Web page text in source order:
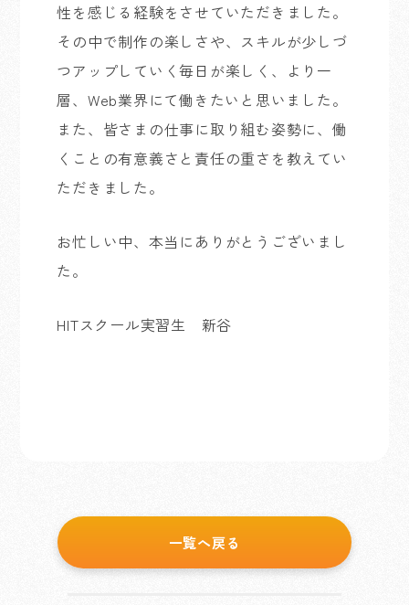
性を感じる経験をさせていただきました。
その中で制作の楽しさや、スキルが少しづ
つアップしていく毎日が楽しく、より一
層、Web業界にて働きたいと思いました。
また、皆さまの仕事に取り組む姿勢に、働
くことの有意義さと責任の重さを教えてい
ただきました。
お忙しい中、本当にありがとうございまし
た。
HITスクール実習生 新谷
一覧へ戻る